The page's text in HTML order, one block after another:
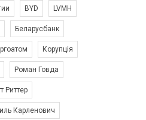
BYD LVMH
Беларусбанк
Корупція
Роман Говда
Риттер
Карленович